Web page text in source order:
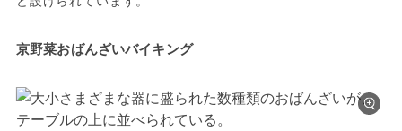
京野菜おばんざいバイキング